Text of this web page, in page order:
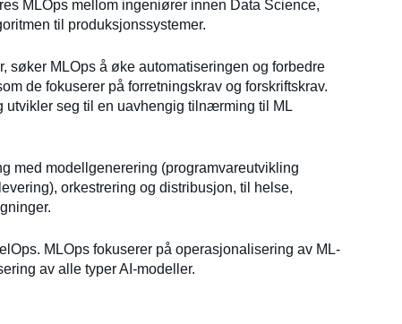
MLOps mellom ingeniører innen Data Science,
til produksjonssystemer.
søker MLOps å øke automatiseringen og forbedre
de fokuserer på forretningskrav og forskriftskrav.
utvikler seg til en uavhengig tilnærming til ML
med modellgenerering (programvareutvikling
orkestrering og distribusjon, til helse,
MLOps fokuserer på operasjonalisering av ML-
av alle typer AI-modeller.